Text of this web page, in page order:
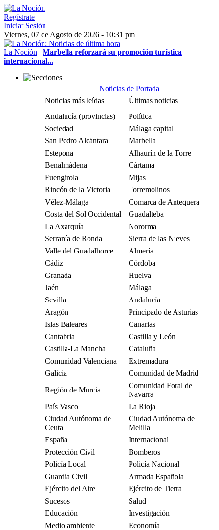
Regístrate
Iniciar Sesión
Viernes, 07 de Agosto de 2026 - 10:31 pm
La Noción | Marbella reforzará su promoción turística
internacional...
Noticias de Portada
Noticias más leídas
Últimas noticias
Andalucía (provincias)
Política
Sociedad
Málaga capital
San Pedro Alcántara
Marbella
Estepona
Alhaurín de la Torre
Benalmádena
Cártama
Fuengirola
Mijas
Rincón de la Victoria
Torremolinos
Vélez-Málaga
Comarca de Antequera
Costa del Sol Occidental
Guadalteba
La Axarquía
Nororma
Serranía de Ronda
Sierra de las Nieves
Valle del Guadalhorce
Almería
Cádiz
Córdoba
Granada
Huelva
Jaén
Málaga
Sevilla
Andalucía
Aragón
Principado de Asturias
Islas Baleares
Canarias
Cantabria
Castilla y León
Castilla-La Mancha
Cataluña
Comunidad Valenciana
Extremadura
Galicia
Comunidad de Madrid
Región de Murcia
Comunidad Foral de
Navarra
País Vasco
La Rioja
Ciudad Autónoma de
Ceuta
Ciudad Autónoma de
Melilla
España
Internacional
Protección Civil
Bomberos
Policía Local
Policía Nacional
Guardia Civil
Armada Española
Ejército del Aire
Ejército de Tierra
Sucesos
Salud
Educación
Investigación
Medio ambiente
Economía